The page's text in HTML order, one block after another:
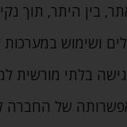
בין היתר‚ תוך
ושימוש
בלתי מורשית
של החברה